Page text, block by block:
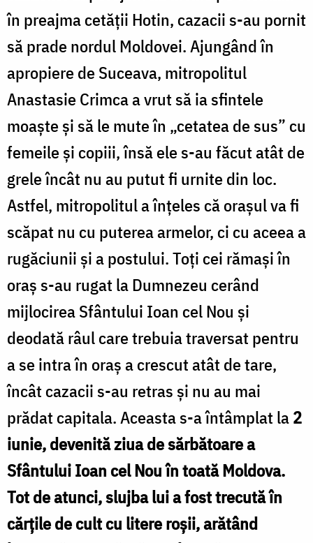
în preajma cetății Hotin, cazacii s-au pornit
să prade nordul Moldovei. Ajungând în
apropiere de Suceava, mitropolitul
Anastasie Crimca a vrut să ia sfintele
moaște și să le mute în „cetatea de sus” cu
femeile și copiii, însă ele s-au făcut atât de
grele încât nu au putut fi urnite din loc.
Astfel, mitropolitul a înțeles că orașul va fi
scăpat nu cu puterea armelor, ci cu aceea a
rugăciunii și a postului. Toți cei rămași în
oraș s-au rugat la Dumnezeu cerând
mijlocirea Sfântului Ioan cel Nou și
deodată râul care trebuia traversat pentru
a se intra în oraș a crescut atât de tare,
încât cazacii s-au retras și nu au mai
prădat capitala. Aceasta s-a întâmplat la2
iunie, devenită ziua de sărbătoare a
Sfântului Ioan cel Nou în toată Moldova.
Tot de atunci, slujba lui a fost trecută în
cărțile de cult cu litere roșii, arătând